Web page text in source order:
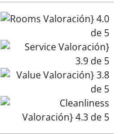
Rooms Valoración} 4.0 de 5
Service Valoración} 3.9 de 5
Value Valoración} 3.8 de 5
Cleanliness Valoración} 4.3